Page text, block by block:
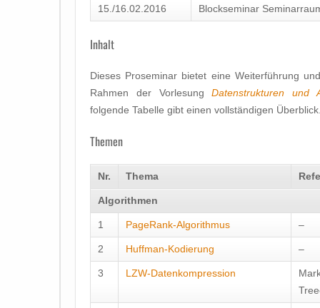
15./16.02.2016 Blockseminar
Inhalt
Dieses Proseminar bietet eine Weiterführung
Rahmen der VorlesungDatenstrukturen und
folgende Tabelle gibt einen vollständigen
Themen
Nr. Thema
Algorithmen
1 PageRank-Algorithmus –
2 Huffman-Kodierung –
3 LZW-Datenkompression